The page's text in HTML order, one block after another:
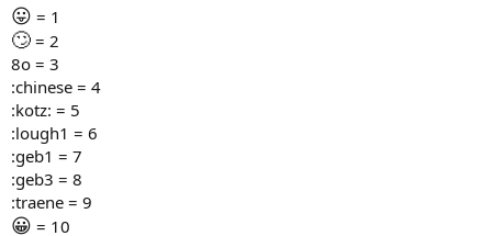
😛 = 1
🙄 = 2
8o = 3
:chinese = 4
:kotz: = 5
:lough1 = 6
:geb1 = 7
:geb3 = 8
:traene = 9
😀 = 10